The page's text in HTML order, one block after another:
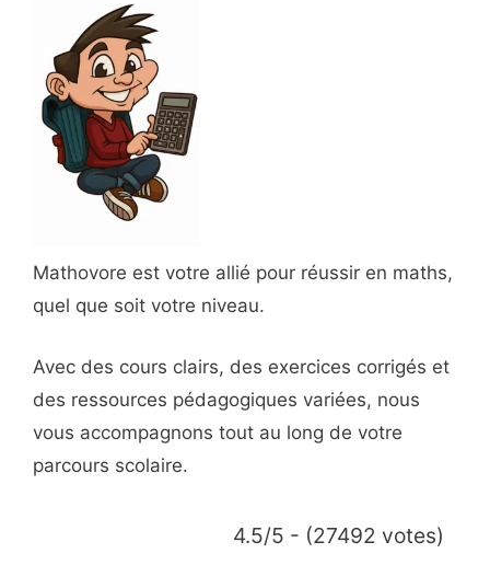
Mathovore est votre allié pour réussir en maths,
quel que soit votre niveau.
Avec des cours clairs, des exercices corrigés et
des ressources pédagogiques variées, nous
vous accompagnons tout au long de votre
parcours scolaire.
4.5/5 - (27492 votes)